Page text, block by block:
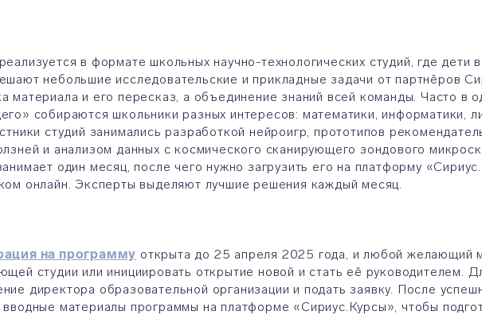
в формате школьных научно-технологических студий, где дети
небольшие исследовательские и прикладные задачи от партнёров
материала и его пересказ, а объединение знаний всей команды. Часто в
собираются школьники разных интересов: математики, информатики,
студий занимались разработкой нейроигр, прототипов
и анализом данных с космического сканирующего зондового
один месяц, после чего нужно загрузить его на платформу
онлайн. Эксперты выделяют лучшие решения каждый месяц.
на программу открыта до 25 апреля 2025 года, и любой желающий
студии или инициировать открытие новой и стать её руководителем.
директора образовательной организации и подать заявку. После
вводные материалы программы на платформе «Сириус.Курсы», чтобы